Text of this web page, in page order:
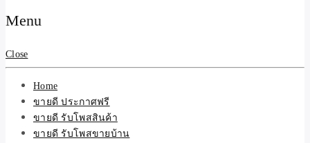
ขายดี ขายฟรี รับโพสขาย
สินค้าและบริการ
Menu
Close
Home
ขายดี ประกาศฟรี
ขายดี รับโพสสินค้า
ขายดี รับโพสขายบ้าน